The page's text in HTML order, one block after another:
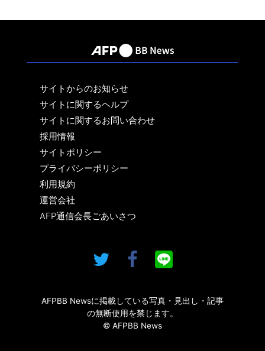
サイトからのお知らせ
サイトに関するヘルプ
サイトに関するお問い合わせ
採用情報
サイトポリシー
プライバシーポリシー
利用規約
運営会社
AFP通信会長ごあいさつ
AFPBB Newsに掲載している写真・見出し・記事
の無断使用を禁じます。
© AFPBB News